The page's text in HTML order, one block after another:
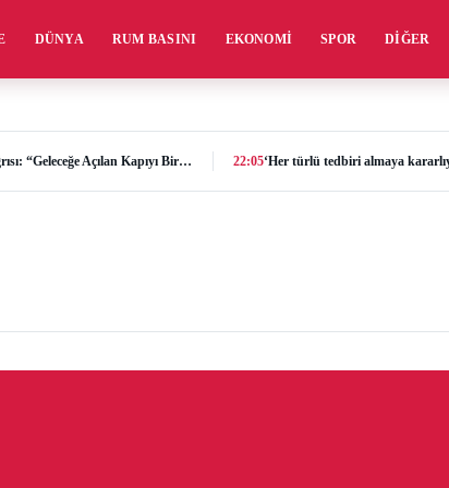
DÜNYA RUM BASINI EKONOMI SPOR DIĞER
ATATÜRK Mesleki Eğitim Merkezi İçin Destek Çağrısı: “Geleceğe Açılan Kapıyı Birlikte Tamamlayalım” 22:05‘Her türlü tedbiri almaya